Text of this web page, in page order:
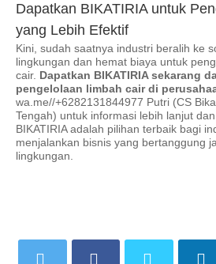
Dapatkan BIKATIRIA untuk
yang Lebih Efektif
Kini, sudah saatnya industri beralih ke
lingkungan dan hemat biaya untuk
cair. Dapatkan BIKATIRIA sekarang
pengelolaan limbah cair di
wa.me//+6282131844977 Putri (CS
Tengah) untuk informasi lebih lanjut
BIKATIRIA adalah pilihan terbaik bagi
menjalankan bisnis yang bertanggung
lingkungan.